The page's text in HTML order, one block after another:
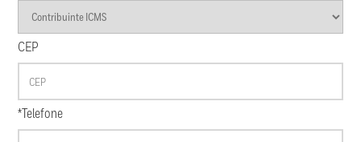
CEP
*Telefone